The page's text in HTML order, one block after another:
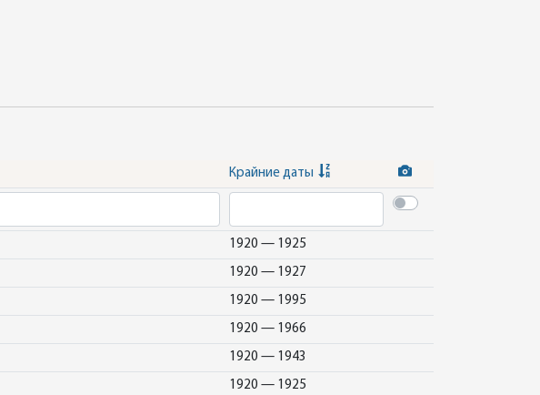
Крайние даты
1920 — 1925
1920 — 1927
1920 — 1995
1920 — 1966
1920 — 1943
1920 — 1925